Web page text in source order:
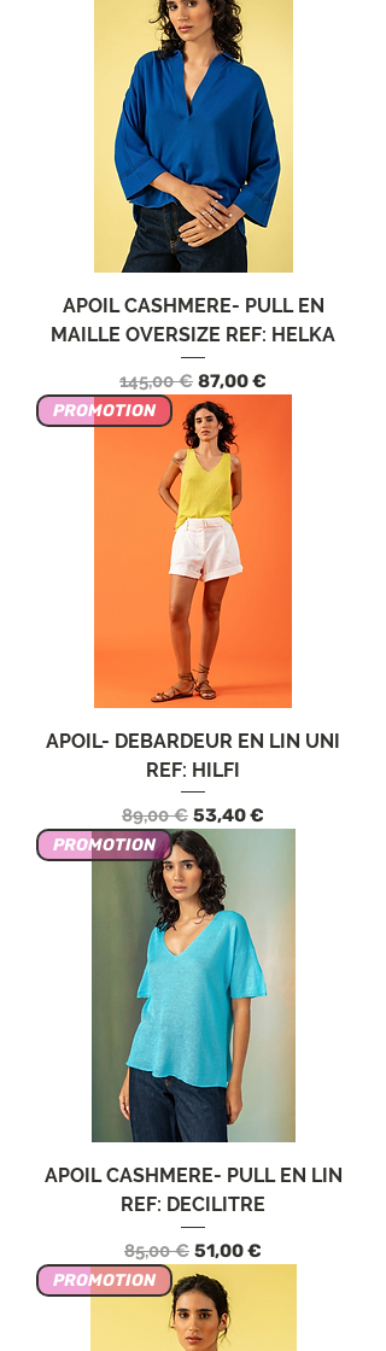
APOIL CASHMERE- PULL EN
MAILLE OVERSIZE REF: HELKA
Prezzo regolare
145,00 € Prezzo scontato
87,00 €
PROMOTION
APOIL- DEBARDEUR EN LIN UNI
REF: HILFI
Prezzo regolare
89,00 € Prezzo scontato
53,40 €
PROMOTION
APOIL CASHMERE- PULL EN LIN
REF: DECILITRE
Prezzo regolare
85,00 € Prezzo scontato
51,00 €
PROMOTION